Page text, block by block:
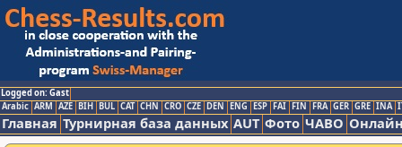
Logged on: Gast
Arabic ARM AZE BIH BUL CAT CHN CRO CZE DEN ENG ESP FAI FIN FRA GER GRE INA
Главная Турнирная база данных AUT Фото ЧАВО